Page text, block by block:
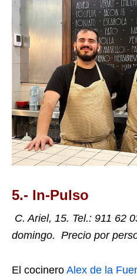
5.- In-Pulso
C. Ariel, 15. Tel.: 911 62
domingo. Precio por
El cocinero Alex de la